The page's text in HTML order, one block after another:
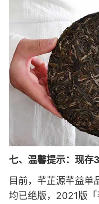
七、温馨提示：现存
目前，芊芷源芊益
均已绝版，2021版